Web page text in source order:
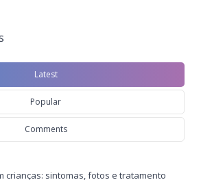
Latest
Popular
Comments
crianças: sintomas, fotos e tratamento